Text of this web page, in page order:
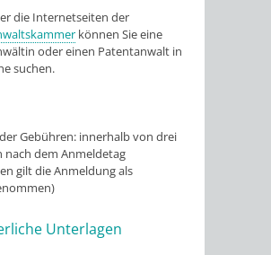
die Internetseiten der
können Sie eine
oder einen Patentanwalt in
suchen.
Gebühren: innerhalb von drei
nach dem Anmeldetag
gilt die Anmeldung als
Unterlagen